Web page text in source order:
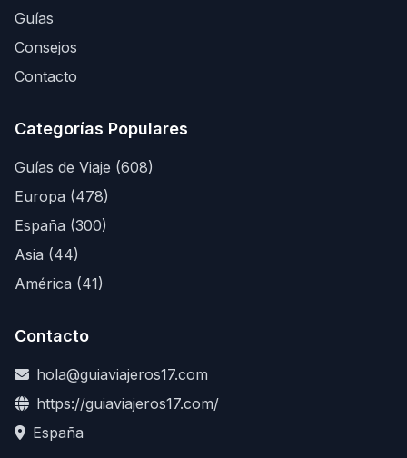
Guías
Consejos
Contacto
Categorías Populares
Guías de Viaje (608)
Europa (478)
España (300)
Asia (44)
América (41)
Contacto
hola@guiaviajeros17.com
https://guiaviajeros17.com/
España